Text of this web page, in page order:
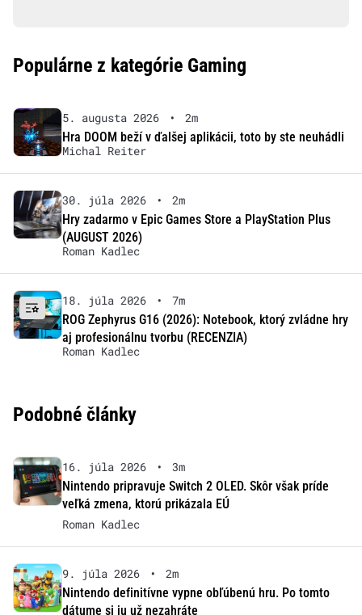
Populárne z kategórie Gaming
5. augusta 2026 •
2m
Hra DOOM beží v ďalšej aplikácii, toto by ste neuhádli
Michal Reiter
30. júla 2026 •
2m
Hry zadarmo v Epic Games Store a PlayStation Plus
(AUGUST 2026)
Roman Kadlec
18. júla 2026 •
7m
ROG Zephyrus G16 (2026): Notebook, ktorý zvládne hry
aj profesionálnu tvorbu (RECENZIA)
Roman Kadlec
Podobné články
16. júla 2026 •
3m
Nintendo pripravuje Switch 2 OLED. Skôr však príde
veľká zmena, ktorú prikázala EÚ
Roman Kadlec
9. júla 2026 •
2m
Nintendo definitívne vypne obľúbenú hru. Po tomto
dátume si ju už nezahráte